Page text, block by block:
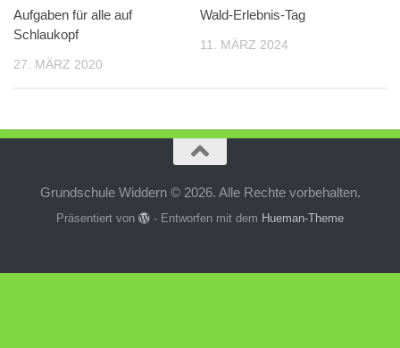
Aufgaben für alle auf
Schlaukopf
27. MÄRZ 2020
Wald-Erlebnis-Tag
11. MÄRZ 2024
Grundschule Widdern © 2026. Alle Rechte vorbehalten.
Präsentiert von - Entworfen mit dem Hueman-Theme